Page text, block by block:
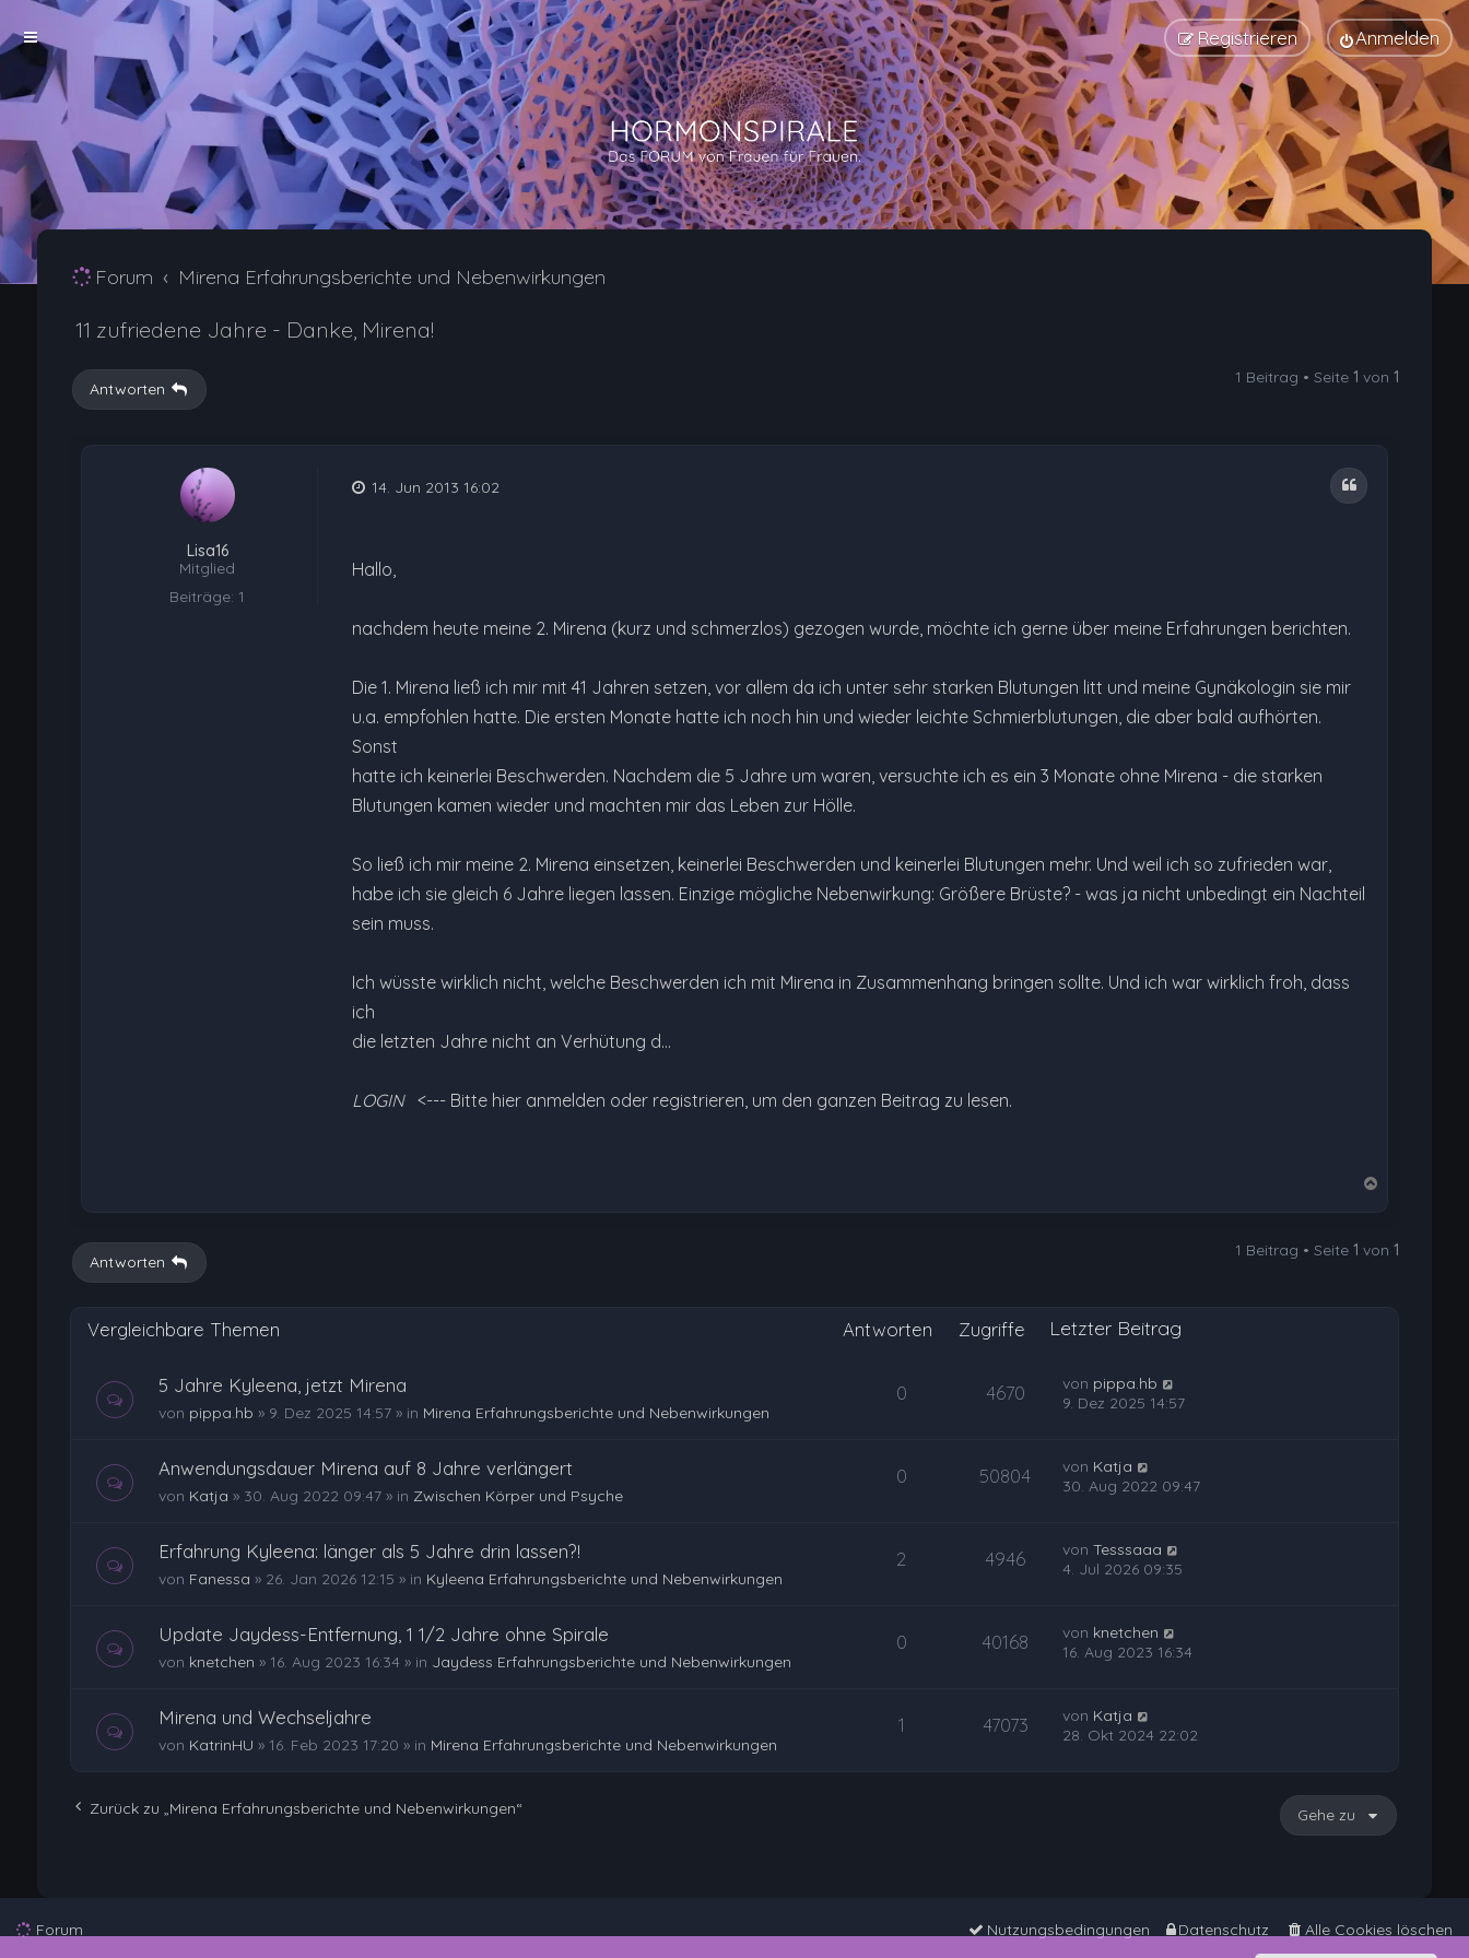
Anmelden
Registrieren
Forum Mirena Erfahrungsberichte und Nebenwirkungen
11 zufriedene Jahre - Danke, Mirena!
Antworten
1 Beitrag • Seite1 von1
Lisa16
Mitglied
Beiträge: 1
Zitat
14. Jun 2013 16:02
Hallo,
nachdem heute meine 2. Mirena (kurz und schmerzlos) gezogen wurde, möchte ich gerne über meine Erfahrungen berichten.
Die 1. Mirena ließ ich mir mit 41 Jahren setzen, vor allem da ich unter sehr starken Blutungen litt und meine Gynäkologin sie mir
u.a. empfohlen hatte. Die ersten Monate hatte ich noch hin und wieder leichte Schmierblutungen, die aber bald aufhörten.
Sonst
hatte ich keinerlei Beschwerden. Nachdem die 5 Jahre um waren, versuchte ich es ein 3 Monate ohne Mirena - die starken
Blutungen kamen wieder und machten mir das Leben zur Hölle.
So ließ ich mir meine 2. Mirena einsetzen, keinerlei Beschwerden und keinerlei Blutungen mehr. Und weil ich so zufrieden war,
habe ich sie gleich 6 Jahre liegen lassen. Einzige mögliche Nebenwirkung: Größere Brüste? - was ja nicht unbedingt ein Nachteil
sein muss.
Ich wüsste wirklich nicht, welche Beschwerden ich mit Mirena in Zusammenhang bringen sollte. Und ich war wirklich froh, dass
ich
die letzten Jahre nicht an Verhütung d…
LOGIN <--- Bitte hier anmelden oder registrieren, um den ganzen Beitrag zu lesen.
h
Antworten
1 Beitrag • Seite1 von1
Vergleichbare Themen Antworten Zugriffe Letzter Beitrag
5 Jahre Kyleena, jetzt Mirena
von pippa.hb » 9. Dez 2025 14:57» in Mirena Erfahrungsberichte und Nebenwirkungen
0 4670 von pippa.hb
9. Dez 2025 14:57
Anwendungsdauer Mirena auf 8 Jahre verlängert
von Katja » 30. Aug 2022 09:47» in Zwischen Körper und Psyche
0 50804 von Katja
30. Aug 2022 09:47
Erfahrung Kyleena: länger als 5 Jahre drin lassen?!
von Fanessa » 26. Jan 2026 12:15 » in Kyleena Erfahrungsberichte und Nebenwirkungen
2 4946 vonTesssaaa
4. Jul 2026 09:35
Update Jaydess-Entfernung, 1 1/2 Jahre ohne Spirale
von knetchen » 16. Aug 2023 16:34 » in Jaydess Erfahrungsberichte und Nebenwirkungen
0 40168 von knetchen
16. Aug 2023 16:34
Mirena und Wechseljahre
von KatrinHU » 16. Feb 2023 17:20 » in Mirena Erfahrungsberichte und Nebenwirkungen
1 47073 von Katja
28. Okt 2024 22:02
Zurück zu „Mirena Erfahrungsberichte und Nebenwirkungen“ Gehe zu
Forum Alle Cookies löschen
Datenschutz
Nutzungsbedingungen